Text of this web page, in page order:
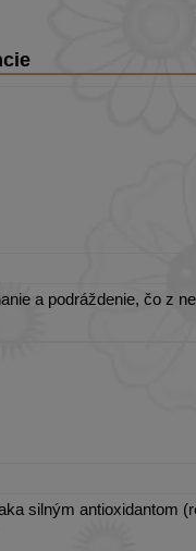
a podráždenie, čo z
silným antioxidantom